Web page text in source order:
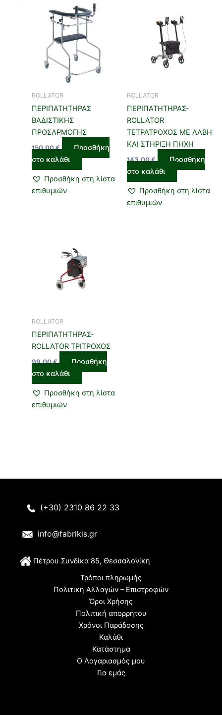
ROLLATOR
ΠΕΡΙΠΑΤΗΤΗΡΑΣ
ΒΑΔΙΣΤΙΚΗΣ
ΠΡΟΣΑΡΜΟΓΗΣ
150,00€
Προσθήκη
στο καλάθι
Προσθήκη στη λίστα
επιθυμιών
ROLLATOR
ΠΕΡΙΠΑΤΗΤΗΡΑΣ-
ROLLATOR
ΤΕΤΡΑΤΡΟΧΟΣ ΜΕ ΛΑΒΗ
ΚΑΙ ΣΤΗΡΙΞΗ ΠΗΧΗ
143,00€
Προσθήκη
στο καλάθι
Προσθήκη στη λίστα
επιθυμιών
ROLLATOR
ΠΕΡΙΠΑΤΗΤΗΡΑΣ-
ROLLATOR ΤΡΙΤΡΟΧΟΣ
99,00€
Προσθήκη
στο καλάθι
Προσθήκη στη λίστα
επιθυμιών
(+30) 2310 86 22 33
info@fabrikis.gr
Πέτρου Συνδίκα 85, Θεσσαλονίκη
Τρόποι πληρωμής
Πολιτική Αλλαγών – Επιστροφών
Όροι Χρήσης
Πολιτική απορρήτου
Χρόνοι Παράδοσης
Καλάθι
Κατάστημα
Ο Λογαριασμός μου
Για εμάς